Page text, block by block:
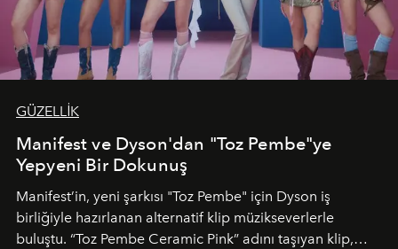
GÜZELLİK
Manifest ve Dyson'dan "Toz Pembe"ye
Yepyeni Bir Dokunuş
Manifest’in, yeni şarkısı "Toz Pembe" için Dyson iş
birliğiyle hazırlanan alternatif klip müzikseverlerle
buluştu. “Toz Pembe Ceramic Pink” adını taşıyan klip,